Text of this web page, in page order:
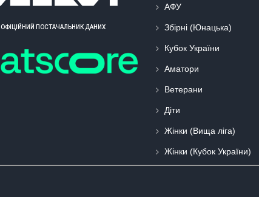
ОФІЦІЙНИЙ ПОСТАЧАЛЬНИК ДАНИХ
АФУ
Збірні (Юнацька)
Кубок України
Аматори
Ветерани
Діти
Жінки (Вища ліга)
Жінки (Кубок України)